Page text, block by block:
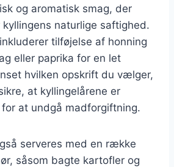
og aromatisk smag, der
naturlige saftighed.
tilføjelse af honning
eller paprika for en let
hvilken opskrift du vælger,
at kyllingelårene er
at undgå madforgiftning.
serveres med en række
såsom bagte kartofler og